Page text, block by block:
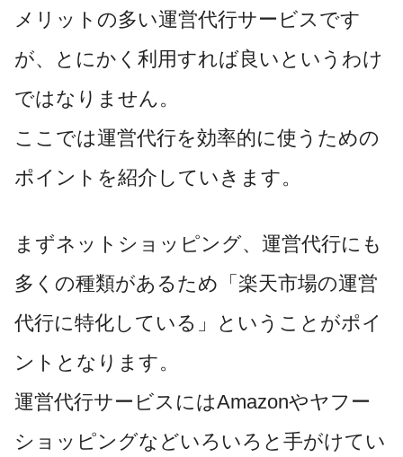
メリットの多い運営代行サービスです
が、とにかく利用すれば良いというわけ
ではなりません。
ここでは運営代行を効率的に使うための
ポイントを紹介していきます。
まずネットショッピング、運営代行にも
多くの種類があるため「楽天市場の運営
代行に特化している」ということがポイ
ントとなります。
運営代行サービスにはAmazonやヤフー
ショッピングなどいろいろと手がけてい